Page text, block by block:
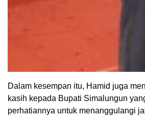
Dalam kesempan itu, Hamid juga
kasih kepada Bupati Simalungun
perhatiannya untuk menanggulangi